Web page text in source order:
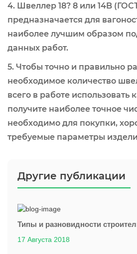
4. Швеллер 18? 8 или 14B
предназначается для
наиболее лучшим образом
данных работ.
5. Чтобы точно и правильно
необходимое количество
всего в работе использовать
получите наиболее точное
необходимо для покупки,
требуемые параметры
Другие публикации
Типы и разновидности
17 Августа 2018